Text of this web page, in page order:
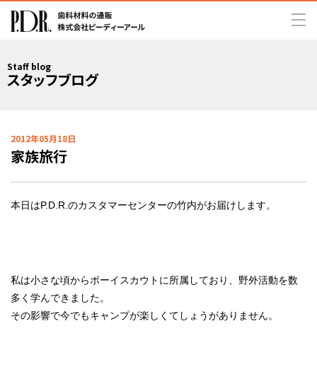
Staff blog
スタッフブログ
2012年05月18日
家族旅行
本日はP.D.R.のカスタマーセンターの竹内がお届けします。
私は小さな頃からボーイスカウトに所属しており、野外活動を数
多く学んできました。
その影響で今でもキャンプが楽しくてしょうがありません。